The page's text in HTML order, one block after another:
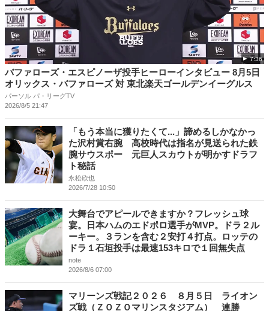
7:36
バファローズ・エスピノーザ投手ヒーローインタビュー 8月5日
オリックス・バファローズ 対 東北楽天ゴールデンイーグルス
パーソル パ・リーグTV
2026/8/5 21:47
「もう本当に獲りたくて...」諦めるしかなかっ
た沢村賞右腕 高校時代は指名が見送られた鉄
腕サウスポー 元巨人スカウトが明かすドラフ
ト秘話
永松欣也
2026/7/28 10:50
大舞台でアピールできますか？フレッシュ球
宴。日本ハムのエドポロ選手がMVP。ドラ２ル
ーキー。３ランを含む２安打４打点。ロッテの
ドラ１石垣投手は最速153キロで１回無失点
note
2026/8/6 07:00
マリーンズ戦記２０２６ ８月５日 ライオン
ズ戦（ＺＯＺＯマリンスタジアム） 連勝